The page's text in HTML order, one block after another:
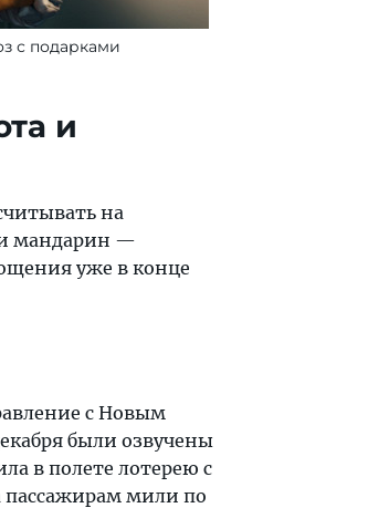
с подарками
и
на
мандарин —
уже в конце
с Новым
были озвучены
в полете лотерею с
пассажирам мили по